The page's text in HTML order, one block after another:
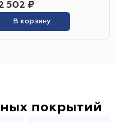
502 ₽
В корзину
покрытий